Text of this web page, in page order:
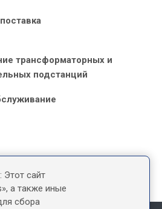
трансформаторных и
подстанций
сайт
а также иные
сбора